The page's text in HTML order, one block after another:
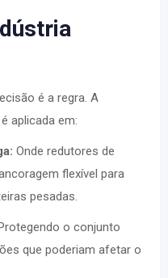
é a regra. A
aplicada em:
Onde redutores de
flexível para
pesadas.
o conjunto
que poderiam afetar o